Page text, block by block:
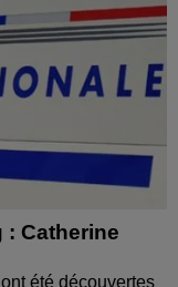
: Catherine
été découvertes